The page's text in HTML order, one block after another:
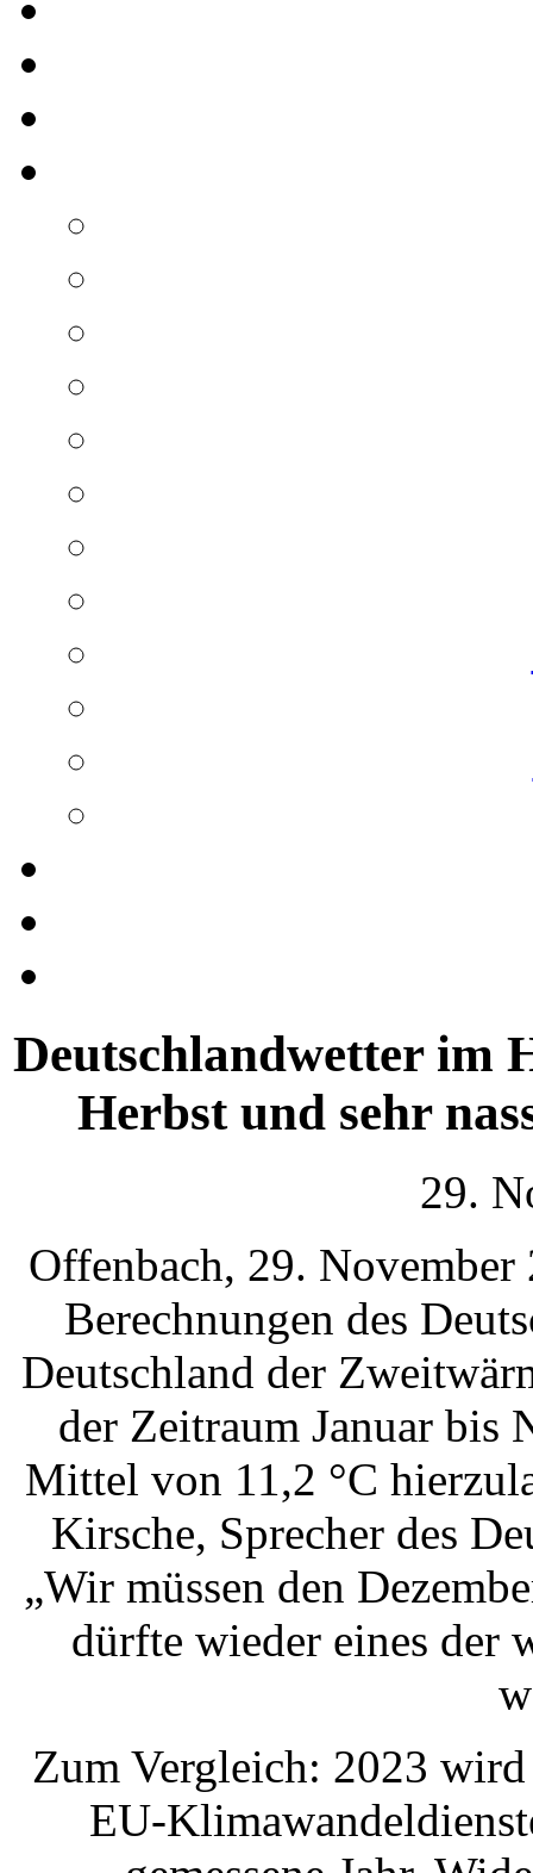
Deutschlandwetter im
Herbst und sehr
29.
Offenbach, 29.
Berechnungen des
Deutschland der
der Zeitraum Januar bis
Mittel von 11,2 °C
Kirsche, Sprecher des
„Wir müssen den
dürfte wieder eines der
Zum Vergleich: 2023
EU-